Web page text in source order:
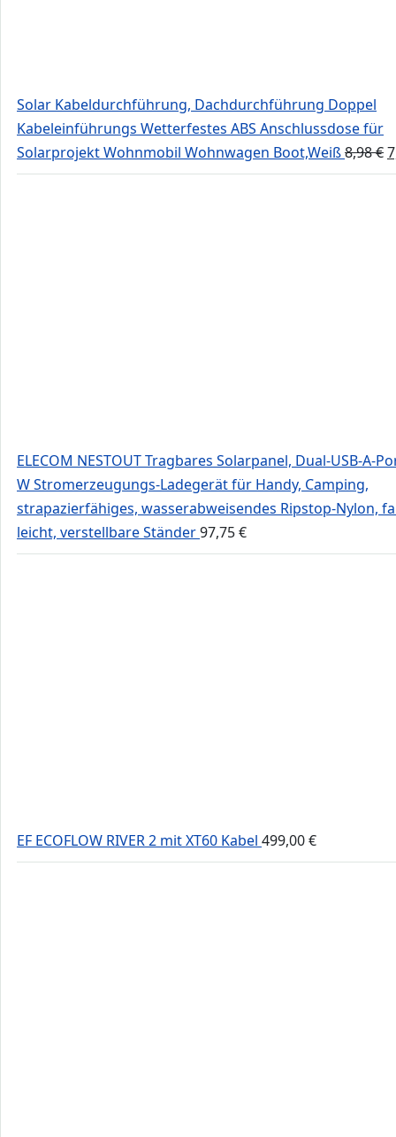
Solar Kabeldurchführung, Dachdurchführung Doppel
Kabeleinführungs Wetterfestes ABS Anschlussdose für
Solarprojekt Wohnmobil Wohnwagen Boot,Weiß8,98€
ELECOM NESTOUT Tragbares Solarpanel, Dual-USB-A-
W Stromerzeugungs-Ladegerät für Handy, Camping,
strapazierfähiges, wasserabweisendes Ripstop-Nylon,
leicht, verstellbare Ständer97,75€
EF ECOFLOW RIVER 2 mit XT60 Kabel 499,00€